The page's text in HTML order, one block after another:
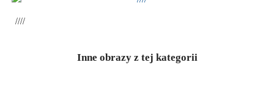
////
Inne obrazy z tej kategorii